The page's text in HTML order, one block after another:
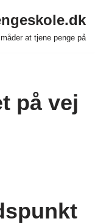
at tjene penge på
på vej